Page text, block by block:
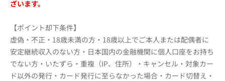
ざいます。
【ポイント却下条件】
虚偽・不正・18歳未満の方・18歳以上でご本人または配偶者に
安定継続収入のない方・日本国内の金融機関に個人口座をお持ち
でない方・いたずら・重複（IP、住所）・キャンセル・対象カー
ド以外の発行・カード発行に至らなかった場合・カード切替え・